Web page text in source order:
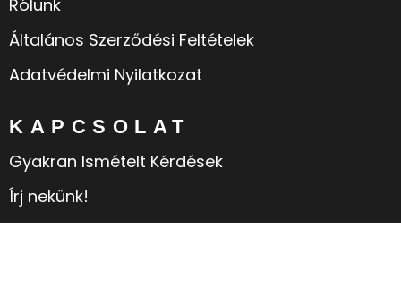
Rólunk
Általános Szerződési Feltételek
Adatvédelmi Nyilatkozat
KAPCSOLAT
Gyakran Ismételt Kérdések
Írj nekünk!